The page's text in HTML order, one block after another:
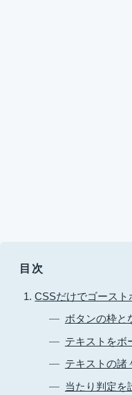
目次
CSSだけでゴース
ボタンの枠と
テキストをボ
テキストの諸
当たり判定を